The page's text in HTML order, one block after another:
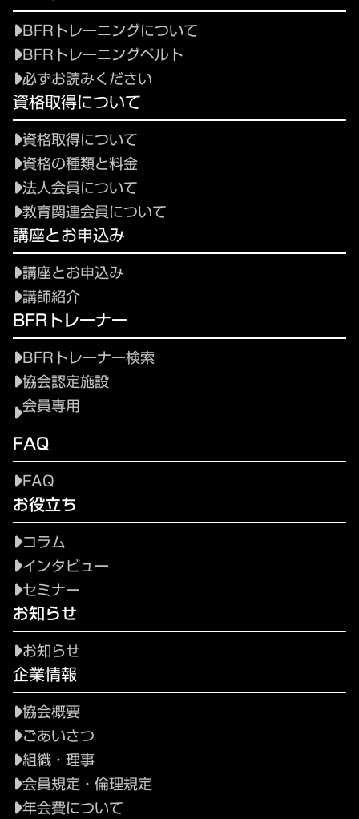
BFRトレーニングについて
BFRトレーニングベルト
必ずお読みください
資格取得について
資格取得について
資格の種類と料金
法人会員について
教育関連会員について
講座とお申込み
講座とお申込み
講師紹介
BFRトレーナー
BFRトレーナー検索
協会認定施設
会員専用
FAQ
FAQ
お役立ち
コラム
インタビュー
セミナー
お知らせ
お知らせ
企業情報
協会概要
ごあいさつ
組織・理事
会員規定・倫理規定
年会費について